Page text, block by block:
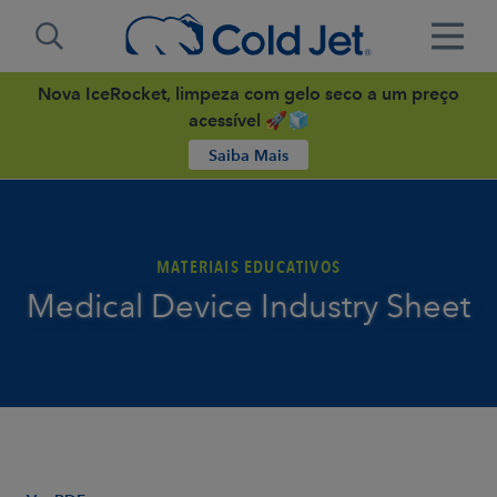
Nova IceRocket, limpeza com gelo seco a um preço
acessível 🚀🧊
Saiba Mais
MATERIAIS EDUCATIVOS
Medical Device Industry Sheet